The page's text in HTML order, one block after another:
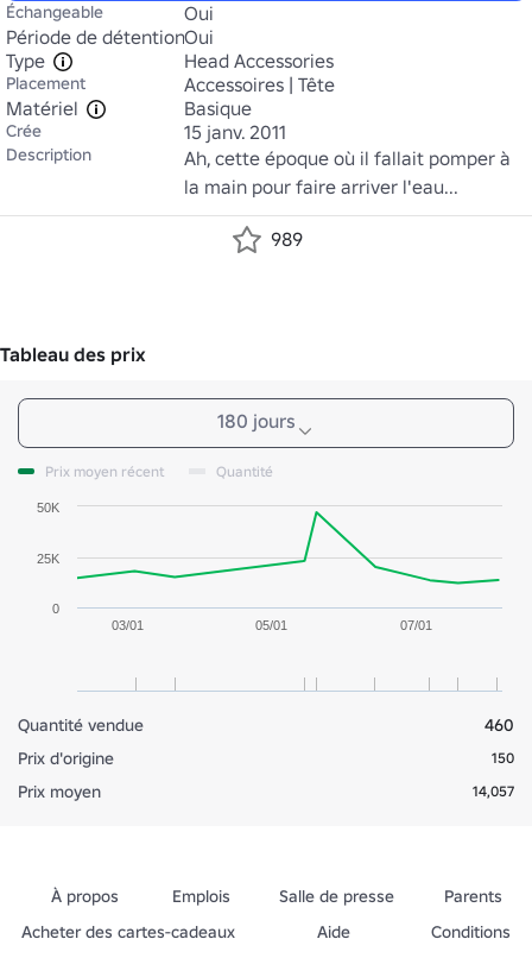
Échangeable
Oui
Période de détentionOui
Type
Head Accessories
Placement
Accessoires | Tête
Matériel
Basique
Crée 15 janv. 2011
Description
Ah, cette époque où il fallait pomper à
la main pour faire arriver l'eau...
989
Tableau des prix
180 jours
Prix moyen récent Quantité
03/01 05/01 07/01
0
25K
50K
Quantité vendue
460
Prix d'origine
150
Prix moyen 14,057
À propos Emplois Salle de presse
Parents
Acheter des cartes-cadeaux
Aide
Conditions